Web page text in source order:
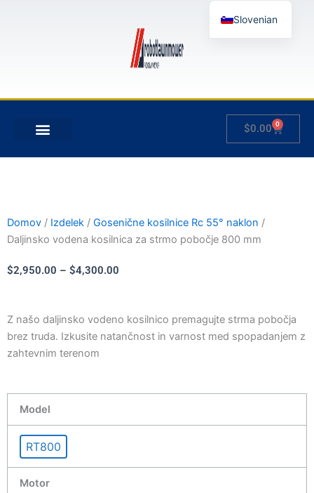
$0.00 0
Cart
Domov / Izdelek / Gosenične kosilnice Rc 55° naklon /
Daljinsko vodena kosilnica za strmo pobočje 800 mm
$2,950.00 – $4,300.00
$2,950.00
do
Z našo daljinsko vodeno kosilnico premagujte strma pobočja
brez truda. Izkusite natančnost in varnost med spopadanjem z
zahtevnim terenom
Model
RT800
Motor
lawn
mower
for
steep
Slovenian
Japanese
Spanish
Hungarian